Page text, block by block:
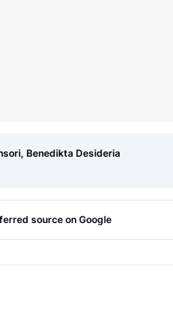
Benedikta Desideria
source on Google